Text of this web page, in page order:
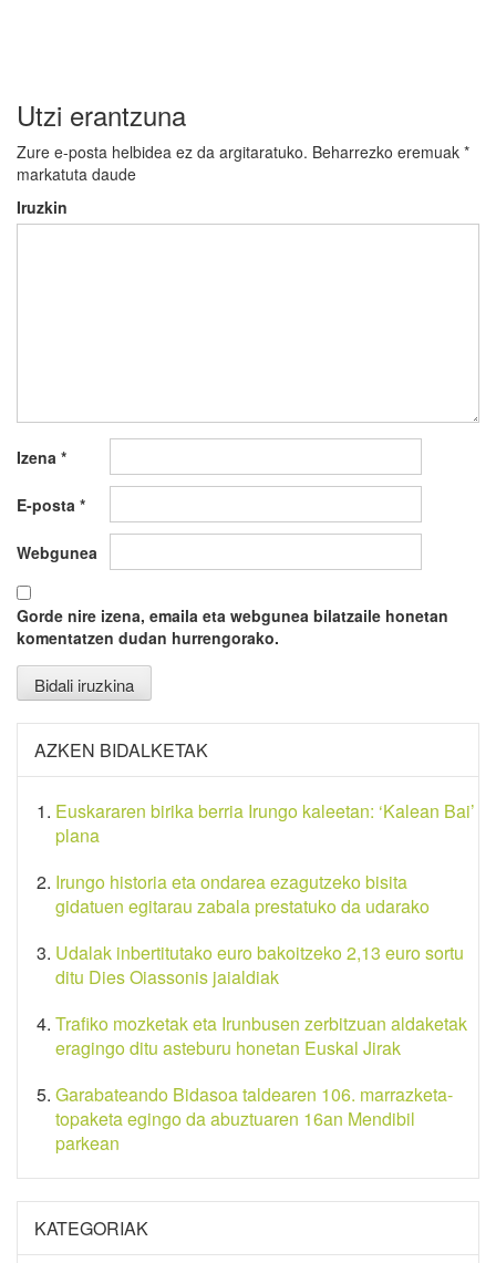
Utzi erantzuna
Zure e-posta helbidea ez da argitaratuko. Beharrezko eremuak *
markatuta daude
Iruzkin
Izena *
E-posta *
Webgunea
Gorde nire izena, emaila eta webgunea bilatzaile honetan
komentatzen dudan hurrengorako.
AZKEN BIDALKETAK
Euskararen birika berria Irungo kaleetan: ‘Kalean Bai’
plana
Irungo historia eta ondarea ezagutzeko bisita
gidatuen egitarau zabala prestatuko da udarako
Udalak inbertitutako euro bakoitzeko 2,13 euro sortu
ditu Dies Oiassonis jaialdiak
Trafiko mozketak eta Irunbusen zerbitzuan aldaketak
eragingo ditu asteburu honetan Euskal Jirak
Garabateando Bidasoa taldearen 106. marrazketa-
topaketa egingo da abuztuaren 16an Mendibil
parkean
KATEGORIAK